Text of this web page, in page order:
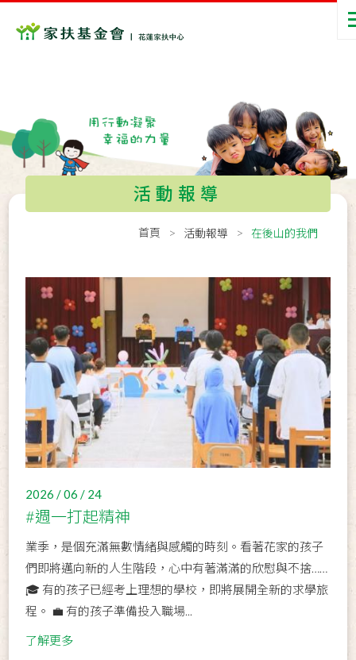
活動報導
首頁 活動報導 在後山的我們
2026 / 06 / 24
#週一打起精神
業季，是個充滿無數情緒與感觸的時刻。看著花家的孩子
們即將邁向新的人生階段，心中有著滿滿的欣慰與不捨……
🎓 有的孩子已經考上理想的學校，即將展開全新的求學旅
程。 💼 有的孩子準備投入職場...
了解更多